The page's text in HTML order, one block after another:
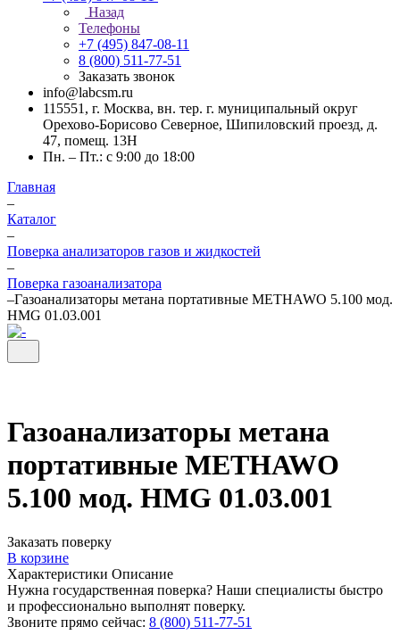
Назад
Телефоны
+7 (495) 847-08-11
8 (800) 511-77-51
Заказать звонок
info@labcsm.ru
115551, г. Москва, вн. тер. г. муниципальный округ
Орехово-Борисово Северное, Шипиловский проезд, д.
47, помещ. 13Н
Пн. – Пт.: с 9:00 до 18:00
Главная
–
Каталог
–
Поверка анализаторов газов и жидкостей
–
Поверка газоанализатора
–Газоанализаторы метана портативные METHAWO 5.100 мод.
HMG 01.03.001
Газоанализаторы метана
портативные METHAWO
5.100 мод. HMG 01.03.001
Заказать поверку
В корзине
Характеристики Описание
Нужна государственная поверка? Наши специалисты быстро
и профессионально выполнят поверку.
Звоните прямо сейчас: 8 (800) 511-77-51